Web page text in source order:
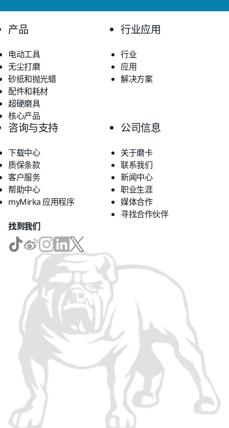
产品
电动工具
无尘打磨
砂纸和抛光蜡
配件和耗材
超硬磨具
核心产品
行业应用
行业
应用
解决方案
咨询与支持
下载中心
质保条款
客户服务
帮助中心
myMirka 应用程序
公司信息
关于磨卡
联系我们
新闻中心
职业生涯
媒体合作
寻找合作伙伴
找到我们